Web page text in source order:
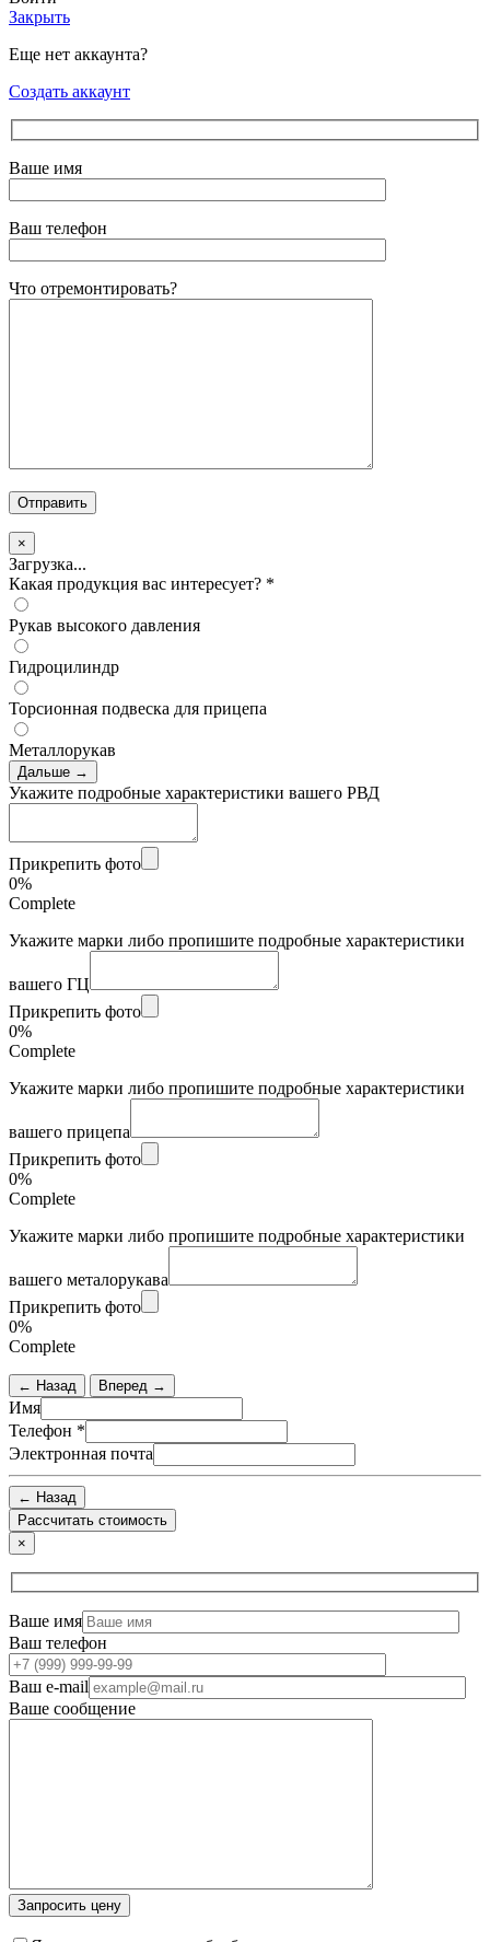
Закрыть
Еще нет аккаунта?
Создать аккаунт
Ваше имя
Ваш телефон
Что отремонтировать?
×
Загрузка...
Какая продукция вас интересует? *
Рукав высокого давления
Гидроцилиндр
Торсионная подвеска для прицепа
Металлорукав
Дальше →
Укажите подробные характеристики вашего РВД
Прикрепить фото
0%
Complete
Укажите марки либо пропишите подробные характеристики
вашего ГЦ
Прикрепить фото
0%
Complete
Укажите марки либо пропишите подробные характеристики
вашего прицепа
Прикрепить фото
0%
Complete
Укажите марки либо пропишите подробные характеристики
вашего металорукава
Прикрепить фото
0%
Complete
← Назад Вперед →
Имя
Телефон *
Электронная почта
← Назад
×
Ваше имя
Ваш телефон
Ваш e-mail
Ваше сообщение